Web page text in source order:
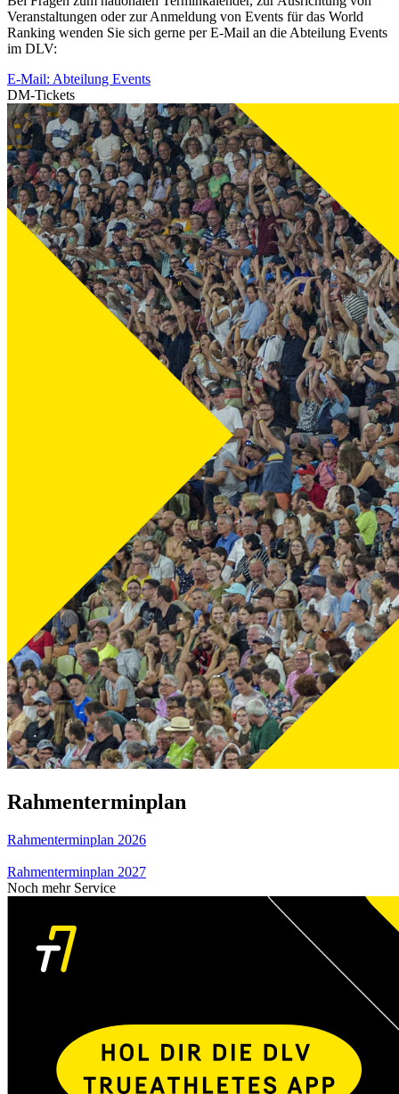
Veranstaltungen oder zur Anmeldung von Events für das World
Ranking wenden Sie sich gerne per E-Mail an die Abteilung Events
im DLV:
E-Mail: Abteilung Events
DM-Tickets
Rahmenterminplan
Rahmenterminplan 2026
Rahmenterminplan 2027
Noch mehr Service